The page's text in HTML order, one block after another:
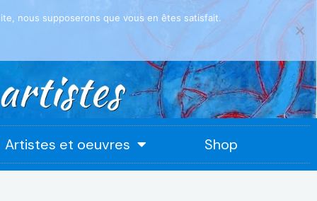
Artistes et oeuvres Shop
nous supposerons que vous en êtes satisfait.